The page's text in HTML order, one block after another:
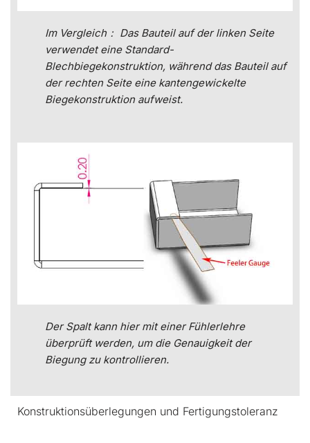
Im Vergleich： Das Bauteil auf der linken Seite
verwendet eine Standard-
Blechbiegekonstruktion, während das Bauteil auf
der rechten Seite eine kantengewickelte
Biegekonstruktion aufweist.
Der Spalt kann hier mit einer Fühlerlehre
überprüft werden, um die Genauigkeit der
Biegung zu kontrollieren.
Konstruktionsüberlegungen und Fertigungstoleranz